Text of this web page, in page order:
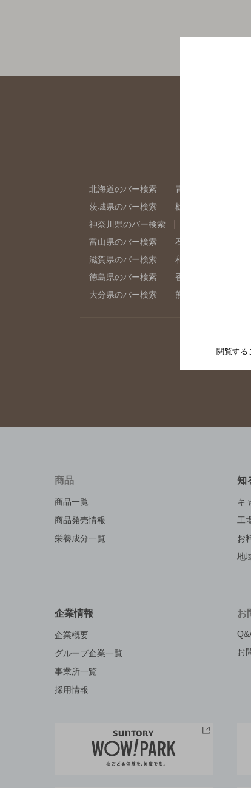
北海道のバー検索 青森県のバー検索
茨城県のバー検索
栃木県のバー検索
神奈川県のバー検索
富山県のバー検索
石川県のバー検索
滋賀県のバー検索
和歌山県のバー検索
徳島県のバー検索
香川県のバー検索
大分県のバー検索
熊本県のバー検索
商品
商品一覧
商品発売情報
栄養成分一覧
知
キ
工
お
地
企業情報
企業概要
グループ企業一覧
事業所一覧
採用情報
お
お
閲覧する